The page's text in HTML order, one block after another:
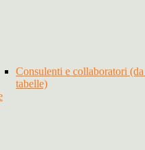
Consulenti e collaboratori
tabelle)